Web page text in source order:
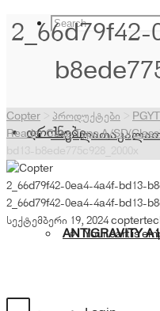
კალათა
Your cart is
დრონები
ANTIGRAVITY A1
Copter პროდუქტები
Reader Case Type A/
bd13-b8ede775c928_2000x
2_66d79f42-0ea4-4a4f-bd13-
2_66d79f42-0ea4-4a4f-bd13-
სექტემბერი 19, 2024